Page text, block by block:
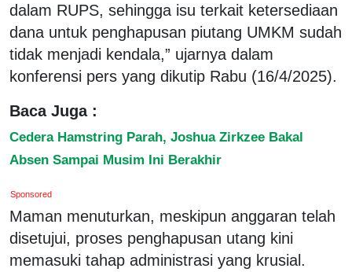
dalam RUPS, sehingga isu terkait ketersediaan
dana untuk penghapusan piutang UMKM sudah
tidak menjadi kendala,” ujarnya dalam
konferensi pers yang dikutip Rabu (16/4/2025).
Baca Juga :
Cedera Hamstring Parah, Joshua Zirkzee Bakal
Absen Sampai Musim Ini Berakhir
Sponsored
Maman menuturkan, meskipun anggaran telah
disetujui, proses penghapusan utang kini
memasuki tahap administrasi yang krusial.